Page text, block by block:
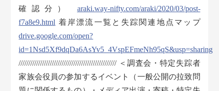
確認分） araki.way-nifty.com/araki/2020/03/post-
f7a8e9.html 着岸漂流一覧と失踪関連地点マップ
drive.google.com/open?
id=1Nsd5Xf9dqDa6AsYv5_4VspEFmeNh95qS&usp=sharing
////////////////////////////////////////////////// ＜調査会・特定失踪者
家族会役員の参加するイベント（一般公開の拉致問